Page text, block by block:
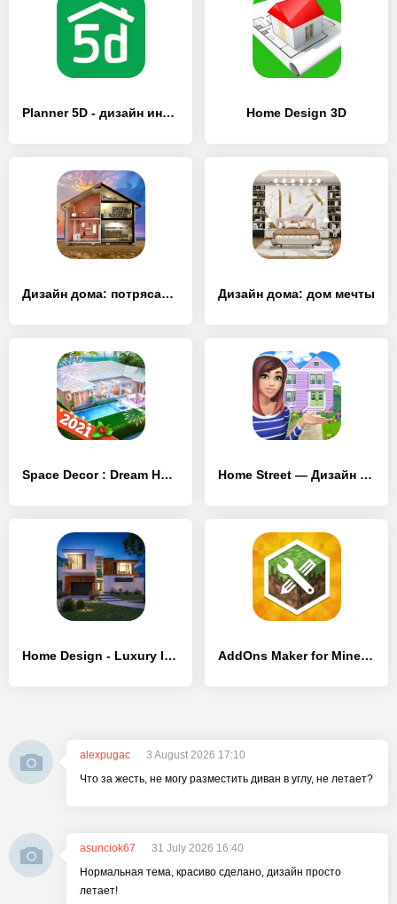
Planner 5D - дизайн интерьера Home Design 3D
Дизайн дома: потрясающие интерьеры Дизайн дома: дом мечты
Space Decor : Dream Home Design Home Street — Дизайн дома
Home Design - Luxury Interiors AddOns Maker for Minecraft PE
alexpugac
3 August 2026 17:10
Что за жесть, не могу разместить диван в углу, не летает?
asunciok67
31 July 2026 16:40
Нормальная тема, красиво сделано, дизайн просто
летает!